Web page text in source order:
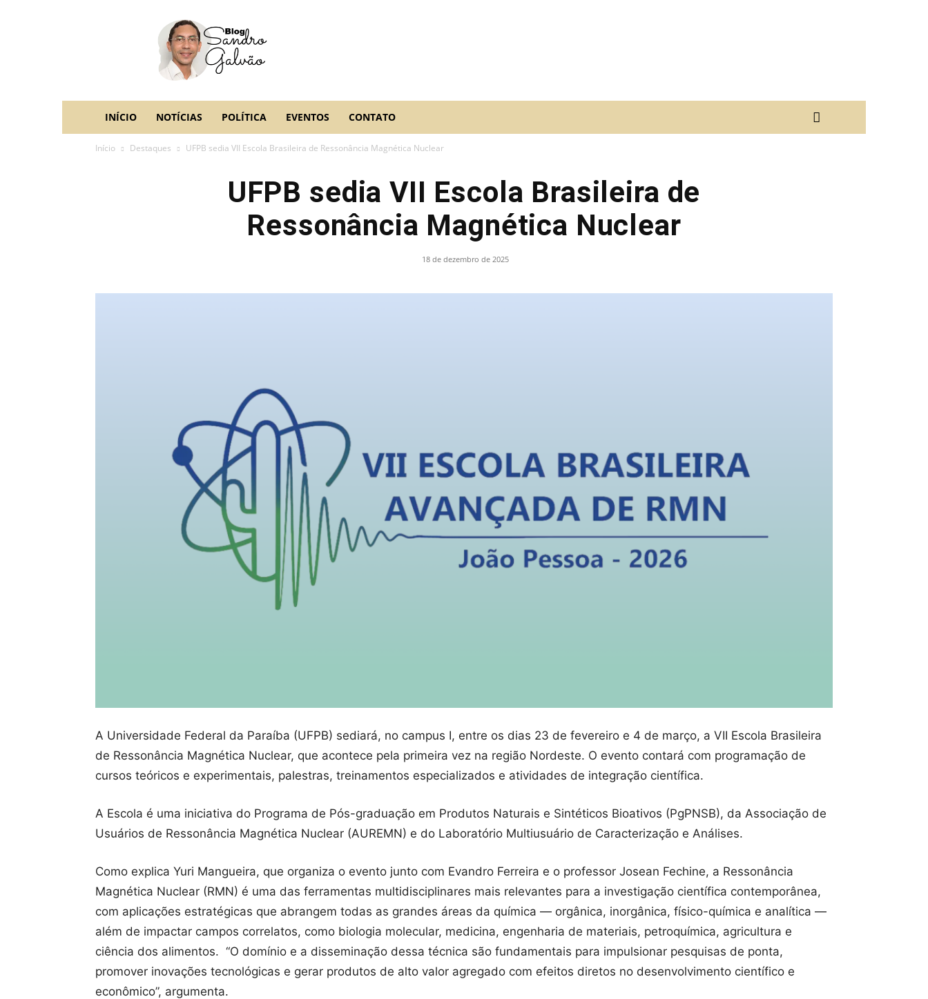
Sandro
Galvão
INÍCIO NOTÍCIAS POLÍTICA EVENTOS CONTATO
Início Destaques UFPB sedia VII Escola Brasileira de Ressonância Magnética Nuclear
UFPB sedia VII Escola Brasileira de
Ressonância Magnética Nuclear
18 de dezembro de 2025
A Universidade Federal da Paraíba (UFPB) sediará, no campus I, entre os dias 23 de fevereiro e 4 de março, a VII Escola Brasileira
de Ressonância Magnética Nuclear, que acontece pela primeira vez na região Nordeste. O evento contará com programação de
cursos teóricos e experimentais, palestras, treinamentos especializados e atividades de integração científica.
A Escola é uma iniciativa do Programa de Pós-graduação em Produtos Naturais e Sintéticos Bioativos (PgPNSB), da Associação de
Usuários de Ressonância Magnética Nuclear (AUREMN) e do Laboratório Multiusuário de Caracterização e Análises.
Como explica Yuri Mangueira, que organiza o evento junto com Evandro Ferreira e o professor Josean Fechine, a Ressonância
Magnética Nuclear (RMN) é uma das ferramentas multidisciplinares mais relevantes para a investigação científica contemporânea,
com aplicações estratégicas que abrangem todas as grandes áreas da química — orgânica, inorgânica, físico-química e analítica —
além de impactar campos correlatos, como biologia molecular, medicina, engenharia de materiais, petroquímica, agricultura e
ciência dos alimentos. “O domínio e a disseminação dessa técnica são fundamentais para impulsionar pesquisas de ponta,
promover inovações tecnológicas e gerar produtos de alto valor agregado com efeitos diretos no desenvolvimento científico e
econômico”, argumenta.